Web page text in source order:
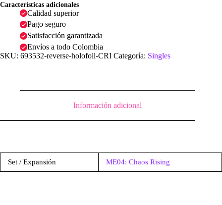
Características adicionales
Calidad superior
Pago seguro
Satisfacción garantizada
Envíos a todo Colombia
SKU: 693532-reverse-holofoil-CRI Categoría: Singles
Información adicional
Set / Expansión ME04: Chaos Rising